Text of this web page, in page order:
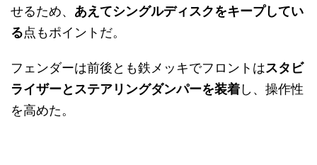
せるため、 あえてシングルディスクをキープしてい
る点もポイントだ。
フェンダーは前後とも鉄メッキでフロントはスタビ
ライザーとステアリングダンパーを装着し、操作性
を高めた。